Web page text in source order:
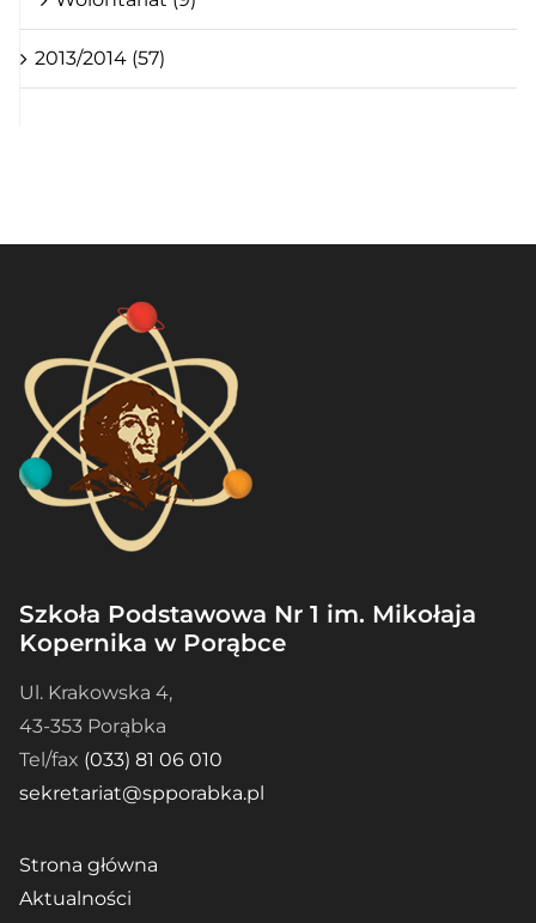
2013/2014 (57)
Szkoła Podstawowa Nr 1 im. Mikołaja
Kopernika w Porąbce
Ul. Krakowska 4,
43-353 Porąbka
Tel/fax (033) 81 06 010
sekretariat@spporabka.pl
Strona główna
Aktualności